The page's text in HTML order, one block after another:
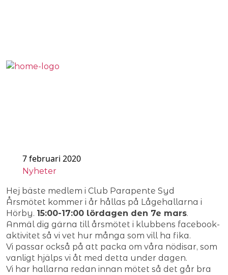
2020
7 februari 2020
Nyheter
Hej bäste medlem i Club Parapente Syd
Årsmötet kommer i år hållas på Lågehallarna i
Hörby. 15:00-17:00 lördagen den 7e mars.
Anmäl dig gärna till årsmötet i klubbens facebook-
aktivitet så vi vet hur många som vill ha fika.
Vi passar också på att packa om våra nödisar, som
vanligt hjälps vi åt med detta under dagen.
Vi har hallarna redan innan mötet så det går bra